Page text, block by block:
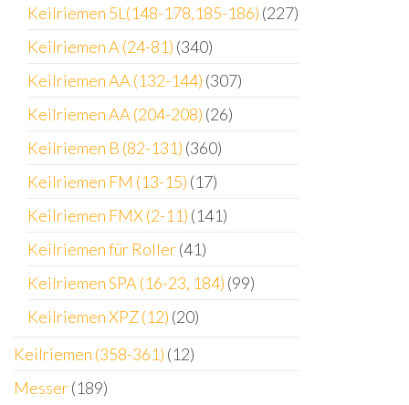
Keilriemen 5L(148-178,185-186) (227)
Keilriemen A (24-81) (340)
Keilriemen AA (132-144) (307)
Keilriemen AA (204-208) (26)
Keilriemen B (82-131) (360)
Keilriemen FM (13-15) (17)
Keilriemen FMX (2-11) (141)
Keilriemen für Roller(41)
Keilriemen SPA (16-23, 184) (99)
Keilriemen XPZ (12) (20)
Keilriemen (358-361) (12)
Messer(189)